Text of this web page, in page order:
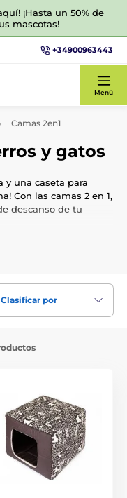
¡Hasta un 50% de
mascotas!
+34900963443
Menú
Camas 2en1
y gatos
y una caseta para
Con las camas 2 en 1,
descanso de tu
Clasificar por